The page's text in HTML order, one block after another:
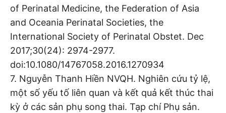
of Perinatal Medicine, the Federation of Asia
and Oceania Perinatal Societies, the
International Society of Perinatal Obstet. Dec
2017;30(24): 2974-2977.
doi:10.1080/14767058.2016.1270934
7. Nguyễn Thanh Hiền NVQH. Nghiên cứu tỷ lệ,
một số yếu tố liên quan và kết quả kết thúc thai
kỳ ở các sản phụ song thai. Tạp chí Phụ sản.